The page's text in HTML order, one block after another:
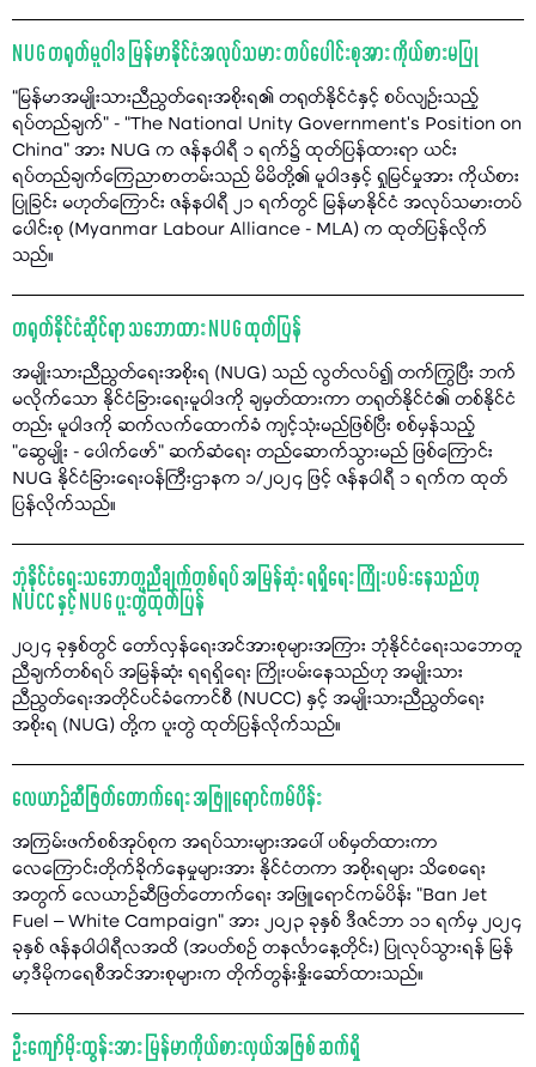
NUG တရုတ်မူဝါဒ မြန်မာနိုင်ငံအလုပ်သမား တပ်ပေါင်းစုအား ကိုယ်စားမပြု
“မြန်မာအမျိုးသားညီညွတ်ရေးအစိုးရ၏ တရုတ်နိုင်ငံနှင့် စပ်လျဉ်းသည့်
ရပ်တည်ချက်” - “The National Unity Government’s Position on
China” အား NUG က ဇန်နဝါရီ ၁ ရက်၌ ထုတ်ပြန်ထားရာ ယင်း
ရပ်တည်ချက်ကြေညာစာတမ်းသည် မိမိတို့၏ မူဝါဒနှင့် ရှုမြင်မှုအား ကိုယ်စား
ပြုခြင်း မဟုတ်ကြောင်း ဇန်နဝါရီ ၂၁ ရက်တွင် မြန်မာနိုင်ငံ အလုပ်သမားတပ်
ပေါင်းစု (Myanmar Labour Alliance - MLA) က ထုတ်ပြန်လိုက်
သည်။
တရုတ်နိုင်ငံဆိုင်ရာ သဘောထား NUG ထုတ်ပြန်
အမျိုးသားညီညွတ်ရေးအစိုးရ (NUG) သည် လွတ်လပ်၍ တက်ကြွပြီး ဘက်
မလိုက်သော နိုင်ငံခြားရေးမူဝါဒကို ချမှတ်ထားကာ တရုတ်နိုင်ငံ၏ တစ်နိုင်ငံ
တည်း မူဝါဒကို ဆက်လက်ထောက်ခံ ကျင့်သုံးမည်ဖြစ်ပြီး စစ်မှန်သည့်
"ဆွေမျိုး - ပေါက်ဖော်" ဆက်ဆံရေး တည်ဆောက်သွားမည် ဖြစ်ကြောင်း
NUG နိုင်ငံခြားရေးဝန်ကြီးဌာနက ၁/၂၀၂၄ ဖြင့် ဇန်နဝါရီ ၁ ရက်က ထုတ်
ပြန်လိုက်သည်။
ဘုံနိုင်ငံရေးသဘောတူညီချက်တစ်ရပ် အမြန်ဆုံး ရရှိရေး ကြိုးပမ်းနေသည်ဟု
NUCC နှင့် NUG ပူးတွဲထုတ်ပြန်
၂၀၂၄ ခုနှစ်တွင် တော်လှန်ရေးအင်အားစုများအကြား ဘုံနိုင်ငံရေးသဘောတူ
ညီချက်တစ်ရပ် အမြန်ဆုံး ရရရှိရေး ကြိုးပမ်းနေသည်ဟု အမျိုးသား
ညီညွတ်ရေးအတိုင်ပင်ခံကောင်စီ (NUCC) နှင့် အမျိုးသားညီညွတ်ရေး
အစိုးရ (NUG) တို့က ပူးတွဲ ထုတ်ပြန်လိုက်သည်။
လေယာဉ်ဆီဖြတ်တောက်ရေး အဖြူရောင်ကမ်ပိန်း
အကြမ်းဖက်စစ်အုပ်စုက အရပ်သားများအပေါ် ပစ်မှတ်ထားကာ
လေကြောင်းတိုက်ခိုက်နေမှုများအား နိုင်ငံတကာ အစိုးရများ သိစေရေး
အတွက် လေယာဉ်ဆီဖြတ်တောက်ရေး အဖြူရောင်ကမ်ပိန်း "Ban Jet
Fuel – White Campaign” အား ၂၀၂၃ ခုနှစ် ဒီဇင်ဘာ ၁၁ ရက်မှ ၂၀၂၄
ခုနှစ် ဇန်နဝါဝါရီလအထိ (အပတ်စဉ် တနင်္လာနေ့တိုင်း) ပြုလုပ်သွားရန် မြန်
မာ့ဒီမိုကရေစီအင်အားစုများက တိုက်တွန်းနှိုးဆော်ထားသည်။
ဦးကျော်မိုးထွန်းအား မြန်မာကိုယ်စားလှယ်အဖြစ် ဆက်ရှိ